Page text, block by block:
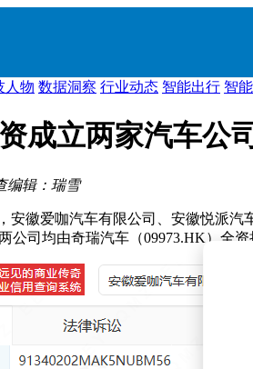
人物 数据洞察 行业动态 智能出行 智
成立两家汽车公
编辑：瑞雪
安徽爱咖汽车有限公司、安徽悦派
公司均由奇瑞汽车（09973.HK）全资